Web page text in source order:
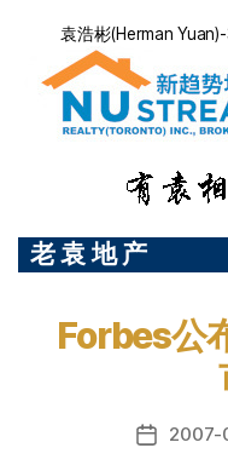
袁浩彬(Herman
老 袁 地 产
Forbes公
发 2007-